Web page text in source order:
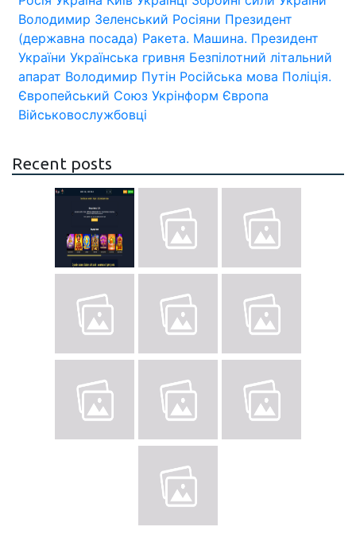
Володимир Зеленський Росіяни Президент
(державна посада) Ракета. Машина. Президент
України Українська гривня Безпілотний літальний
апарат Володимир Путін Російська мова Поліція.
Європейський Союз Укрінформ Європа
Військовослужбовці
Recent posts